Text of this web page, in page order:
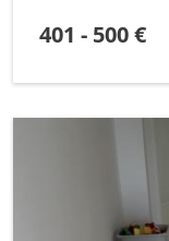
401 - 500 €